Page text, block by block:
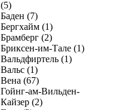
(5)
Баден (7)
Бергхайм (1)
Брамберг (2)
Бриксен-им-Тале (1)
Вальдфиртель (1)
Вальс (1)
Вена (67)
Гойнг-ам-Вильден-
Кайзер (2)